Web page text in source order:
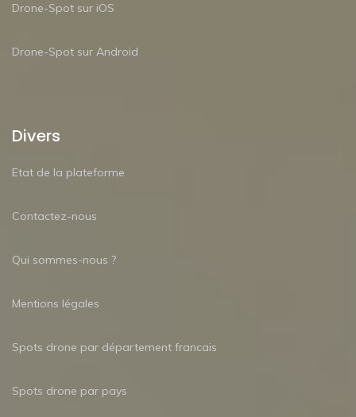
Drone-Spot sur iOS
Drone-Spot sur Android
Divers
Etat de la plateforme
Contactez-nous
Qui sommes-nous ?
Mentions légales
Spots drone par département francais
Spots drone par pays